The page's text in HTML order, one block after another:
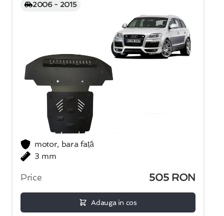
2006 - 2015
motor, bara față
3 mm
Price 505 RON
Adauga in cos